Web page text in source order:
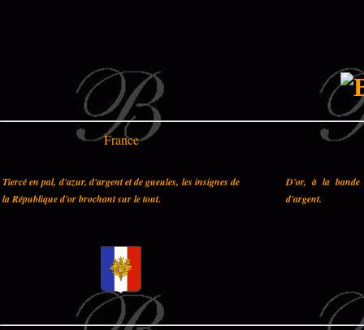
France
Tiercé en pal, d'azur, d'argent et de gueules, les insignes de
la République d'or brochant sur le tout.
D'or, à la bande
d'argent.